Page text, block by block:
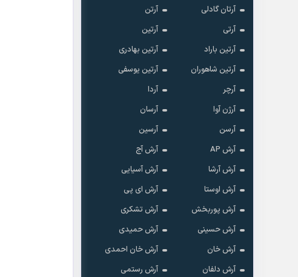
آرتان گادلی
آرتن
آرتی
آرتین
آرتین باراد
آرتین بهادری
آرتین شاهوران
آرتین یوسفی
آرچر
آردا
آرژن آوا
آرسان
آرسن
آرسین
آرش AP
آرش آج
آرش آرشا
آرش آسیایی
آرش اوستا
آرش ای پی
آرش پوربخش
آرش تشکری
آرش حسینی
آرش حمیدی
آرش خان
آرش خان احمدی
آرش دلفان
آرش رستمى